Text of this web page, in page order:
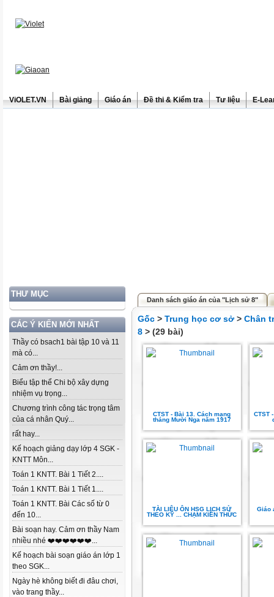
ViOLET.VN Bài giảng Giáo án Đề thi & Kiểm tra Tư liệu E-
THƯ MỤC
CÁC Ý KIẾN MỚI NHẤT
Thầy có bsach1 bài tập 10 và 11
mà có...
Cảm ơn thầy!...
Biểu tập thể Chi bộ xây dựng
nhiệm vụ trọng...
Chương trình công tác trọng tâm
của cá nhân Quý...
rất hay...
Kế hoạch giảng dạy lớp 4 SGK -
KNTT Môn...
Toán 1 KNTT. Bài 1 Tiết 2....
Toán 1 KNTT. Bài 1 Tiết 1....
Toán 1 KNTT. Bài Các số từ 0
đến 10...
Bài soạn hay. Cảm ơn thầy Nam
nhiều nhé ❤️❤️❤️❤️❤️❤️...
Kế hoạch bài soạn giáo án lớp 1
theo SGK...
Ngày hè không biết đi đâu chơi,
vào trang thầy...
Danh sách giáo án của "Lịch sử 8"
Gốc > Trung học cơ sở > Chân
8 > (29 bài)
CTST - Bài 13. Cách mạng
tháng Mười Nga năm 1917
CTST
TÀI LIỆU ÔN HSG LỊCH SỬ
THEO KỸ ... CHẠM KIẾN THỨC
Giáo